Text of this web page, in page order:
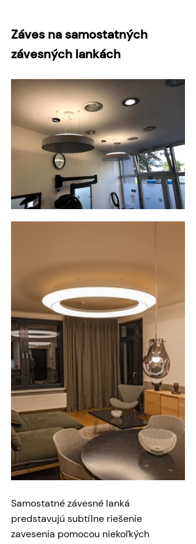
Záves na samostatných
závesných lankách
Samostatné závesné lanká
predstavujú subtílne riešenie
zavesenia pomocou niekoľkých